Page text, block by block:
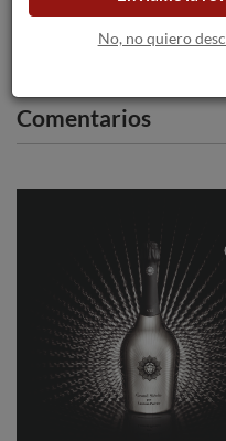
Comentarios
No, no quiero